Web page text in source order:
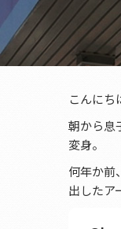
こんにち
朝から息
変身。
何年か前
出したア